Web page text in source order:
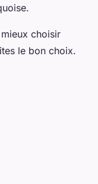
choisir
le bon choix.